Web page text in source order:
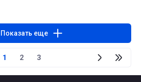
Показать еще
1 2 3